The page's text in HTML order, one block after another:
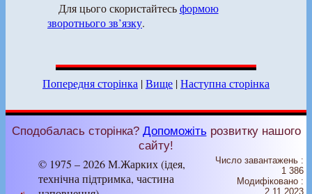
Для цього скористайтесьформою
зворотнього зв’язку.
Попередня сторінка |Вище |Наступна сторінка
Сподобалась сторінка? Допоможітьрозвитку нашого
сайту!
© 1975 – 2026 М.Жарких (ідея,
технічна підтримка, частина
Число завантажень :
1 386
Модифіковано :
2.11.2023